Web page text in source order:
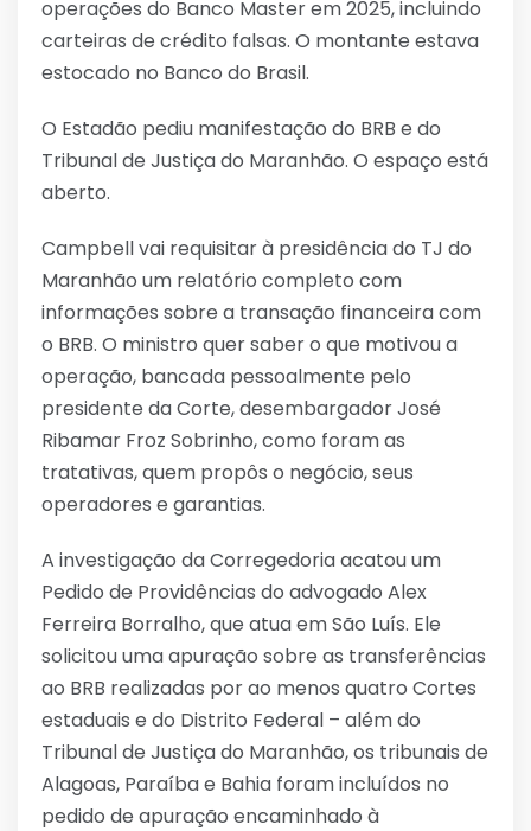
operações do Banco Master em 2025, incluindo
carteiras de crédito falsas. O montante estava
estocado no Banco do Brasil.
O Estadão pediu manifestação do BRB e do
Tribunal de Justiça do Maranhão. O espaço está
aberto.
Campbell vai requisitar à presidência do TJ do
Maranhão um relatório completo com
informações sobre a transação financeira com
o BRB. O ministro quer saber o que motivou a
operação, bancada pessoalmente pelo
presidente da Corte, desembargador José
Ribamar Froz Sobrinho, como foram as
tratativas, quem propôs o negócio, seus
operadores e garantias.
A investigação da Corregedoria acatou um
Pedido de Providências do advogado Alex
Ferreira Borralho, que atua em São Luís. Ele
solicitou uma apuração sobre as transferências
ao BRB realizadas por ao menos quatro Cortes
estaduais e do Distrito Federal – além do
Tribunal de Justiça do Maranhão, os tribunais de
Alagoas, Paraíba e Bahia foram incluídos no
pedido de apuração encaminhado à